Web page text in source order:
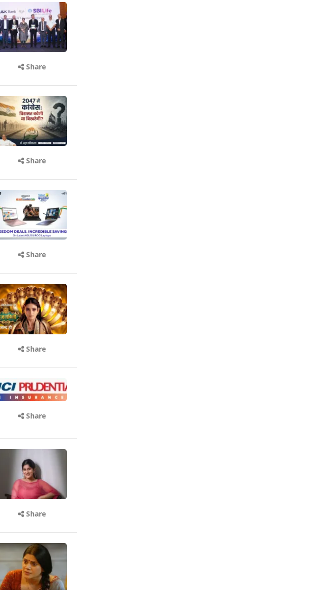
Share
Share
Share
Share
Share
Share